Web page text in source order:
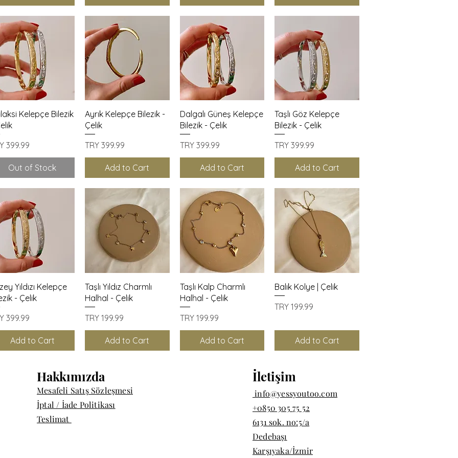
Quick View
Kelepçe Bilezik
399.99
Out of Stock
Quick View
Ayrık Kelepçe Bilezik -
Çelik
Price
TRY 399.99
Add to Cart
Quick View
Dalgalı Güneş Kelepçe
Bilezik - Çelik
Price
TRY 399.99
Add to Cart
Quick View
Taşlı Göz Kelepçe
Bilezik - Çelik
Price
TRY 399.99
Add to Cart
Quick View
Yıldızı Kelepçe
- Çelik
399.99
Add to Cart
Quick View
Taşlı Yıldız Charmlı
Halhal - Çelik
Price
TRY 199.99
Add to Cart
Quick View
Taşlı Kalp Charmlı
Halhal - Çelik
Price
TRY 199.99
Add to Cart
Quick View
Balık Kolye | Çelik
Price
TRY 199.99
Add to Cart
Hakkımızda
Mesafeli Satış Sözleşmesi
İptal / İade Politikası
Teslimat
İletişim
info@yessyoutoo.com
+0850 305 75 52
6131 sok. no:5/a
Dedebaşı
Karşıyaka/İzmir